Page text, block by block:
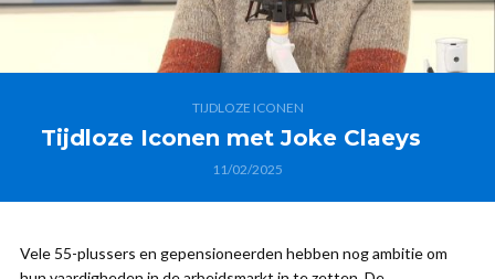
TIJDLOZE ICONEN
Tijdloze Iconen met Joke Claeys
11/02/2025
Vele 55-plussers en gepensioneerden hebben nog ambitie om